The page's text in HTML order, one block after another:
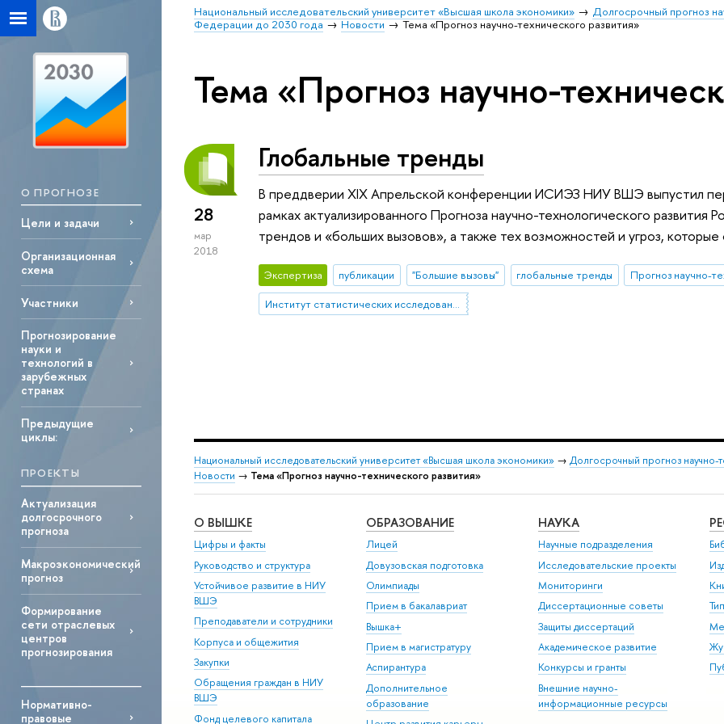
Национальный исследовательский университет «Высшая школа экономики»
Долгосрочный прогноз
Федерации до 2030 года
Новости Тема «Прогноз научно-технического развития»
О ПРОГНОЗЕ
Цели и задачи
Организационная
схема
Участники
Прогнозирование
науки и
технологий в
зарубежных
странах
Предыдущие
циклы:
ПРОЕКТЫ
Актуализация
долгосрочного
прогноза
Макроэкономический
прогноз
Формирование
сети отраслевых
центров
прогнозирования
Нормативно-
правовые
Тема «Прогноз научно-
28
мар
2018
Глобальные тренды
В преддверии XIX Апрельской конференции ИСИЭЗ НИУ ВШЭ выпустил
рамках актуализированного Прогноза научно-технологического развития
трендов и «больших вызовов», а также тех возможностей и угроз,
Экспертиза публикации "Большие вызовы" глобальные тренды
Прогноз научно-
Институт статистических исследований и экономики знаний
Национальный исследовательский университет «Высшая школа экономики» → Долгосрочный прогноз научно-
Новости → Тема «Прогноз научно-технического развития»
О ВЫШКЕ
Цифры и факты
Руководство и структура
Устойчивое развитие в НИУ
ВШЭ
Преподаватели и сотрудники
Корпуса и общежития
Закупки
Обращения граждан в НИУ
ВШЭ
Фонд целевого капитала
ОБРАЗОВАНИЕ
Лицей
Довузовская подготовка
Олимпиады
Прием в бакалавриат
Вышка+
Прием в магистратуру
Аспирантура
Дополнительное
образование
НАУКА
Научные подразделения
Исследовательские проекты
Мониторинги
Диссертационные советы
Защиты диссертаций
Академическое развитие
Конкурсы и гранты
Внешние научно-
информационные ресурсы